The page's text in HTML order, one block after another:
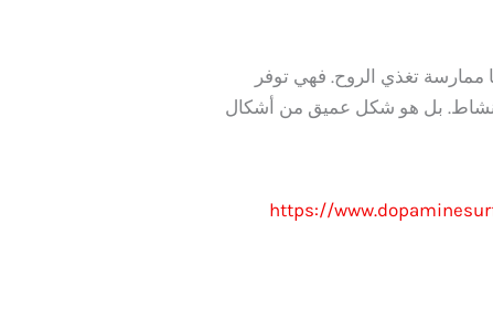
ممارسة تغذي الروح. فهي توفر
بل هو شكل عميق من أشكال
https://